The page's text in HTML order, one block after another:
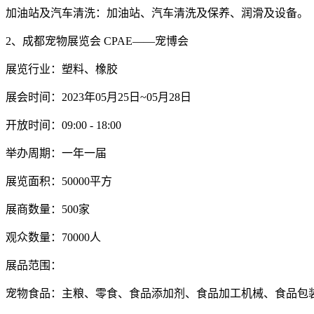
加油站及汽车清洗：加油站、汽车清洗及保养、润滑及设备。
2、成都宠物展览会 CPAE——宠博会
展览行业：塑料、橡胶
展会时间：2023年05月25日~05月28日
开放时间：09:00 - 18:00
举办周期：一年一届
展览面积：50000平方
展商数量：500家
观众数量：70000人
展品范围：
宠物食品：主粮、零食、食品添加剂、食品加工机械、食品包